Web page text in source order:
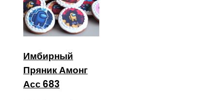
Имбирный
Пряник Амонг
Асс 683